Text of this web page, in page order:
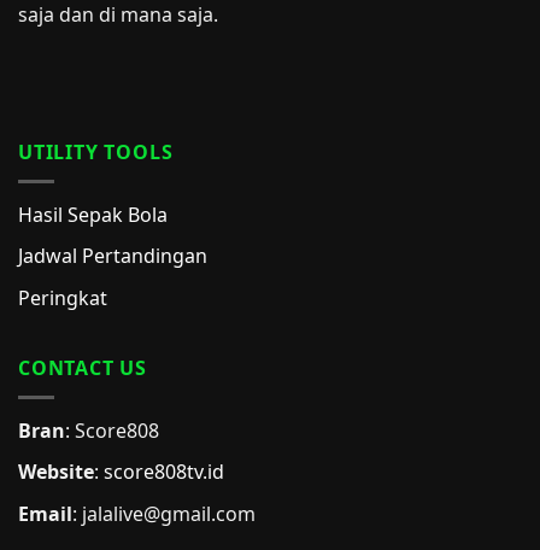
saja dan di mana saja.
UTILITY TOOLS
Hasil Sepak Bola
Jadwal Pertandingan
Peringkat
CONTACT US
Bran: Score808
Website: score808tv.id
Email: jalalive@gmail.com